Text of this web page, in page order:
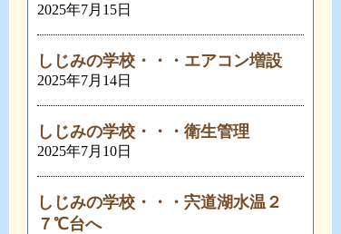
2025年7月15日
しじみの学校・・・エアコン増設
2025年7月14日
しじみの学校・・・衛生管理
2025年7月10日
しじみの学校・・・宍道湖水温２
７℃台へ